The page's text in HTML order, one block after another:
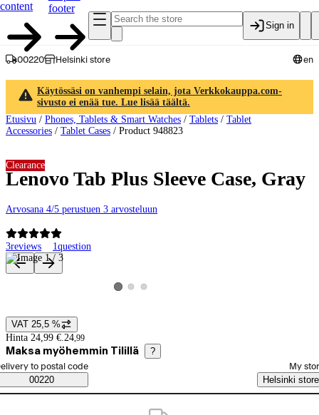
content
footer
Sign in
00220 Helsinki store en
Käytössäsi on vanhempi selain, jota Verkkokauppa.com-
sivusto ei enää tue. Lue lisää täältä.
Etusivu / Phones, Tablets & Smart Watches / Tablets / Tablet
Accessories / Tablet Cases / Product 948823
Lenovo Tab Plus Sleeve Case, Gray
Arvosana 4/5 perustuen 3 arvosteluun
3reviews 1question
Clearance
Product images and videos
View product image 1
View product image 2
View product image 3
Price details
VAT 25,5 %
Hinta 24,99 €. 24,99
Maksa myöhemmin Tilillä ?
Saatavuustiedot
order method
to postal code
00220
My
Helsinki store